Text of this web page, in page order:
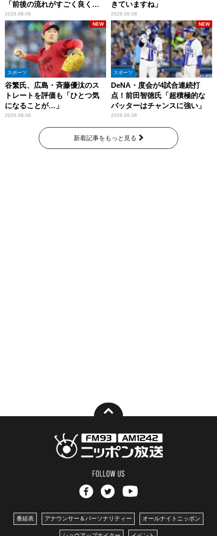
「前後の流れがすごく良くな
りましたね」
2026.08.09
きていますね」
2026.08.08
スポーツ
谷繁氏、広島・斉藤優汰のス
トレートを評価も「ひとつ気
になることが…」
2026.08.08
NEW
スポーツ
DeNA・度会が4試合連続打
点！前田智徳氏「超積極的な
バッターはチャンスに強い」
2026.08.08
NEW
新着記事をもっと見る
番組表 アナウンサー＆パーソナリティー オールナイトニッポン